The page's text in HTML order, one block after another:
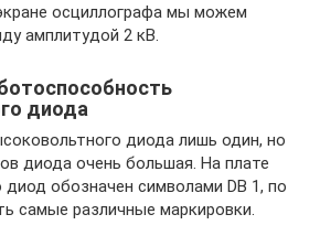
осциллографа мы можем
амплитудой 2 кВ.
диода
диода лишь один, но
диода очень большая. На плате
обозначен символами DB 1, по
самые различные маркировки.